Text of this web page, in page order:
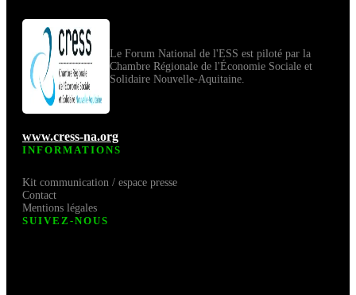
Le Forum National de l'ESS est piloté par la
Chambre Régionale de l'Économie Sociale et
Solidaire Nouvelle-Aquitaine.
www.cress-na.org
INFORMATIONS
Kit communication / espace presse
Contact
Mentions légales
SUIVEZ-NOUS